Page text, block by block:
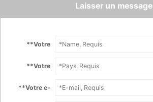
Laisser un message
**Votre
**Votre
**Votre e-